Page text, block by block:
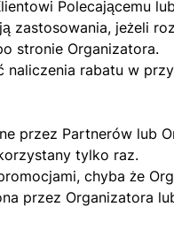
Polecającemu
zastosowania, jeżeli
stronie Organizatora.
naliczenia rabatu w
przez Partnerów lub
tylko raz.
chyba że
przez Organizatora